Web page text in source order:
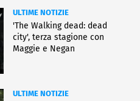
ULTIME NOTIZIE
'The Walking dead: dead
city', terza stagione con
Maggie e Negan
ULTIME NOTIZIE